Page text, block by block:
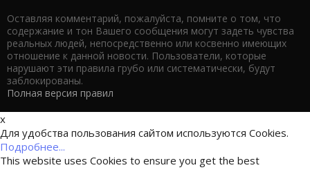
Оставляя комментарий, пожалуйста, помните о том, что
содержание и тон Вашего сообщения могут задеть чувства
реальных людей, непосредственно или косвенно имеющих
отношение к данной новости. Пользователи, которые
нарушают эти правила грубо или систематически, будут
заблокированы.
Полная версия правил
x
Для удобства пользования сайтом используются Cookies.
Подробнее...
This website uses Cookies to ensure you get the best